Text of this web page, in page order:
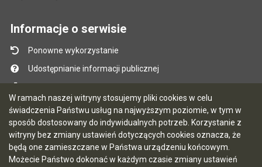
W ramach naszej witryny stosujemy pliki cookies w celu
świadczenia Państwu usług na najwyższym poziomie, w tym w
sposób dostosowany do indywidualnych potrzeb. Korzystanie z
witryny bez zmiany ustawień dotyczących cookies oznacza, że
będą one zamieszczane w Państwa urządzeniu końcowym.
Możecie Państwo dokonać w każdym czasie zmiany ustawień
Informacje o serwisie
Ponowne wykorzystanie
Udostępnianie informacji publicznej
Instrukcja obsługi
Statystyki oglądalności
Ostatnio dodane
Ostatnia aktualizacja BIP: 06.08.2026 13:18